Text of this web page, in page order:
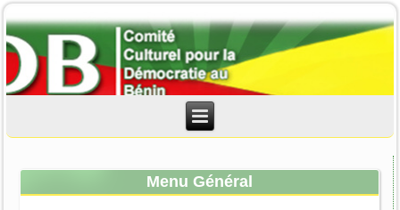
Menu Général